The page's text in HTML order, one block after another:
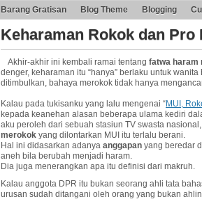
Barang Gratisan Blog Theme Blogging
Keharaman Rokok dan Pro
Akhir-akhir ini kembali ramai tentang fatwa haram
denger, keharaman itu “hanya” berlaku untuk
ditimbulkan, bahaya merokok tidak hanya
Kalau pada tukisanku yang lalu mengenai “MUI,
kepada keanehan alasan beberapa ulama kediri
aku peroleh dari sebuah stasiun TV swasta
merokok yang dilontarkan MUI itu terlalu berani.
Hal ini didasarkan adanya anggapan yang beredar
aneh bila berubah menjadi haram.
Dia juga menerangkan apa itu definisi dari makruh.
Kalau anggota DPR itu bukan seorang ahli tata
urusan sudah ditangani oleh orang yang bukan